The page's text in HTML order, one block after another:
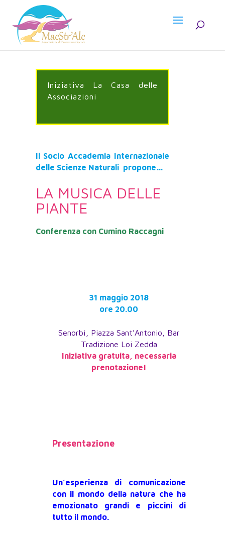
Iniziativa La Casa delle
Associazioni
Il Socio Accademia Internazionale
delle Scienze Naturali propone…
LA MUSICA DELLE
PIANTE
Conferenza con Cumino Raccagni
31 maggio 2018
ore 20.00
Senorbì, Piazza Sant’Antonio, Bar
Tradizione Loi Zedda
Iniziativa gratuita, necessaria
prenotazione!
Presentazione
Un’esperienza di comunicazione
con il mondo della natura che ha
emozionato grandi e piccini di
tutto il mondo.